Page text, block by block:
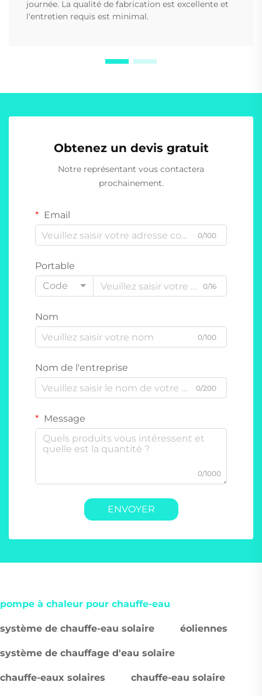
journée. La qualité de fabrication est excellente et
l'entretien requis est minimal.
Obtenez un devis gratuit
Notre représentant vous contactera
prochainement.
Email
0/100
Portable
Code
0/16
Nom
0/100
Nom de l'entreprise
0/200
Message
0/1000
ENVOYER
pompe à chaleur pour chauffe-eau
système de chauffe-eau solaire éoliennes
système de chauffage d'eau solaire
chauffe-eaux solaires chauffe-eau solaire